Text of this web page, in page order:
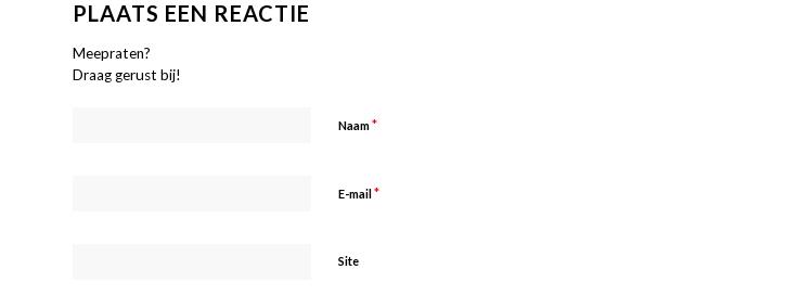
PLAATS EEN REACTIE
Meepraten?
Draag gerust bij!
Naam*
E-mail*
Site